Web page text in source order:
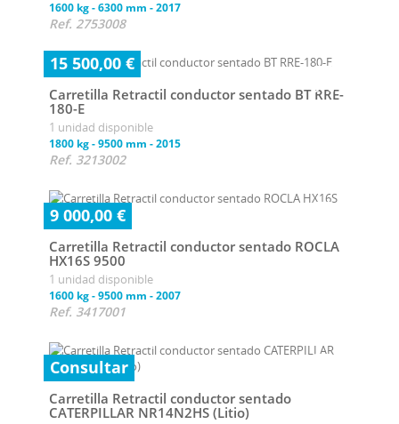
1600 kg-6300 mm -2017
Ref. 2753008
15 500,00 €
Carretilla Retractil conductor sentado BT RRE-
180-E
1 unidad disponible
1800 kg-9500 mm -2015
Ref. 3213002
9 000,00 €
Carretilla Retractil conductor sentado ROCLA
HX16S 9500
1 unidad disponible
1600 kg-9500 mm -2007
Ref. 3417001
Consultar
Carretilla Retractil conductor sentado
CATERPILLAR NR14N2HS (Litio)